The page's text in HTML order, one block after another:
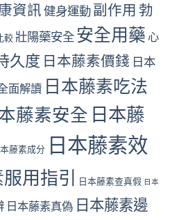
資訊健身運動副作用 勃
較壯陽藥安全安全用藥 心
久度 日本藤素價錢 日本
面解讀 日本藤素吃法
藤素安全 日本藤
藤素成分 日本藤素效
用指引 日本藤素查真假 日本
日本藤素真偽 日本藤素邊